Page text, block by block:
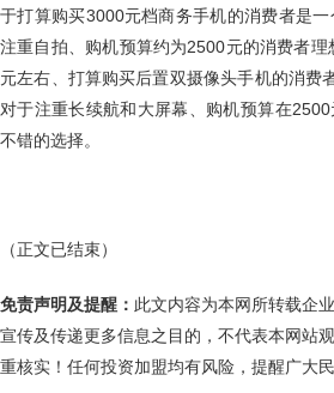
于打算购买3000元档商务手机的消费者是
注重自拍、购机预算约为2500元的消费者
元左右、打算购买后置双摄像头手机的消费
对于注重长续航和大屏幕、购机预算在
不错的选择。
（正文已结束）
免责声明及提醒： 此文内容为本网所转载企
宣传及传递更多信息之目的，不代表本网站
重核实！任何投资加盟均有风险，提醒广大